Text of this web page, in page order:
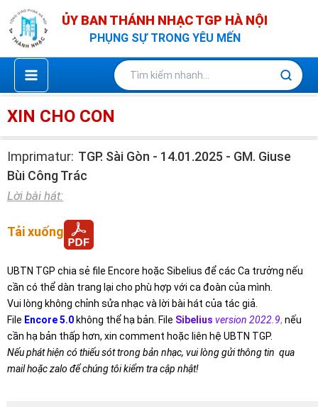
Nhảy
tới
nội
dung
ỦY BAN THÁNH NHẠC TGP HÀ NỘI
PHỤNG SỰ TRONG YÊU MẾN
XIN CHO CON
Imprimatur: TGP. Sài Gòn - 14.01.2025 - GM. Giuse
Bùi Công Trác
Lời bài hát:
Tải xuống
UBTN TGP chia sẻ file Encore hoặc Sibelius để các Ca trưởng nếu
cần có thể dàn trang lại cho phù hợp với ca đoàn của mình.
Vui lòng không chỉnh sửa nhạc và lời bài hát của tác giả.
File Encore 5.0 không thể hạ bản. File Sibelius version 2022.9, nếu
cần hạ bản thấp hơn, xin comment hoặc liên hệ UBTN TGP.
Nếu phát hiện có thiếu sót trong bản nhạc, vui lòng gửi thông tin qua
mail hoặc zalo để chúng tôi kiểm tra cập nhật!